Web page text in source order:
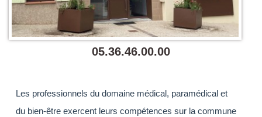
05.36.46.00.00
Les professionnels du domaine médical, paramédical et
du bien-être exercent leurs compétences sur la commune